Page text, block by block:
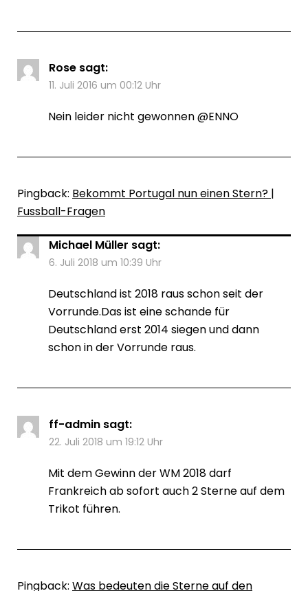
Rose sagt:
11. Juli 2016 um 00:12 Uhr
Nein leider nicht gewonnen @ENNO
Pingback: Bekommt Portugal nun einen Stern? |
Fussball-Fragen
Michael Müller sagt:
6. Juli 2018 um 10:39 Uhr
Deutschland ist 2018 raus schon seit der
Vorrunde.Das ist eine schande für
Deutschland erst 2014 siegen und dann
schon in der Vorrunde raus.
ff-admin sagt:
22. Juli 2018 um 19:12 Uhr
Mit dem Gewinn der WM 2018 darf
Frankreich ab sofort auch 2 Sterne auf dem
Trikot führen.
Pingback: Was bedeuten die Sterne auf den